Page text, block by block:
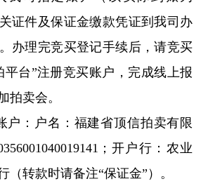
证件及保证金缴款凭证到我司办
办理完竞买登记手续后，请竞买
平台”注册竞买账户，完成线上报
拍卖会。
户：户名：福建省顶信拍卖有限
；开户行：农业
（转款时请备注“保证金”）。